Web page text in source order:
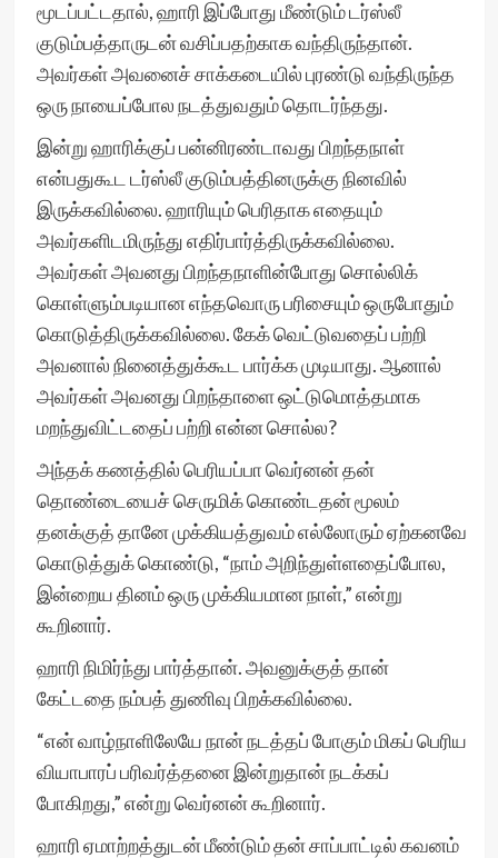
மூடப்பட்டதால், ஹாரி இப்போது மீண்டும் டர்ஸ்லீ
குடும்பத்தாருடன் வசிப்பதற்காக வந்திருந்தான்.
அவர்கள் அவனைச் சாக்கடையில் புரண்டு வந்திருந்த
ஒரு நாயைப்போல நடத்துவதும் தொடர்ந்தது.
இன்று ஹாரிக்குப் பன்னிரண்டாவது பிறந்தநாள்
என்பதுகூட டர்ஸ்லீ குடும்பத்தினருக்கு நினவில்
இருக்கவில்லை. ஹாரியும் பெரிதாக எதையும்
அவர்களிடமிருந்து எதிர்பார்த்திருக்கவில்லை.
அவர்கள் அவனது பிறந்தநாளின்போது சொல்லிக்
கொள்ளும்படியான எந்தவொரு பரிசையும் ஒருபோதும்
கொடுத்திருக்கவில்லை. கேக் வெட்டுவதைப் பற்றி
அவனால் நினைத்துக்கூட பார்க்க முடியாது. ஆனால்
அவர்கள் அவனது பிறந்தாளை ஒட்டுமொத்தமாக
மறந்துவிட்டதைப் பற்றி என்ன சொல்ல?
அந்தக் கணத்தில் பெரியப்பா வெர்னன் தன்
தொண்டையைச் செருமிக் கொண்டதன் மூலம்
தனக்குத் தானே முக்கியத்துவம் எல்லோரும் ஏற்கனவே
கொடுத்துக் கொண்டு, “நாம் அறிந்துள்ளதைப்போல,
இன்றைய தினம் ஒரு முக்கியமான நாள்,” என்று
கூறினார்.
ஹாரி நிமிர்ந்து பார்த்தான். அவனுக்குத் தான்
கேட்டதை நம்பத் துணிவு பிறக்கவில்லை.
“என் வாழ்நாளிலேயே நான் நடத்தப் போகும் மிகப் பெரிய
வியாபாரப் பரிவர்த்தனை இன்றுதான் நடக்கப்
போகிறது,” என்று வெர்னன் கூறினார்.
ஹாரி ஏமாற்றத்துடன் மீண்டும் தன் சாப்பாட்டில் கவனம்